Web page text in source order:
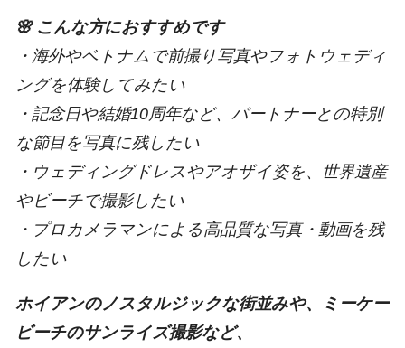
🌸 こんな方におすすめです
・海外やベトナムで前撮り写真やフォトウェディ
ングを体験してみたい
・記念日や結婚10周年など、パートナーとの特別
な節目を写真に残したい
・ウェディングドレスやアオザイ姿を、世界遺産
やビーチで撮影したい
・プロカメラマンによる高品質な写真・動画を残
したい
ホイアンのノスタルジックな街並みや、ミーケー
ビーチのサンライズ撮影など、